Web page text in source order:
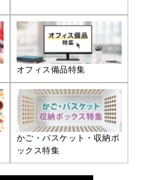
オフィス備品特集
かご・バスケット・収納ボ
ックス特集